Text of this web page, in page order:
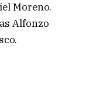
Moreno.
Alfonzo